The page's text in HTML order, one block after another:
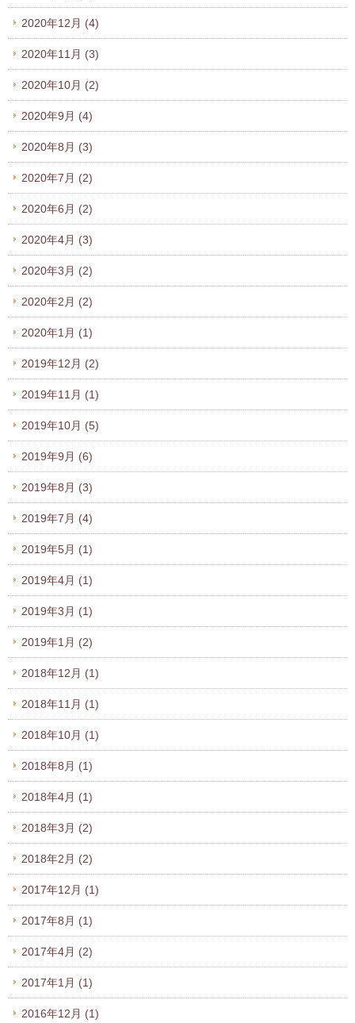
2020年12月 (4)
2020年11月 (3)
2020年10月 (2)
2020年9月 (4)
2020年8月 (3)
2020年7月 (2)
2020年6月 (2)
2020年4月 (3)
2020年3月 (2)
2020年2月 (2)
2020年1月 (1)
2019年12月 (2)
2019年11月 (1)
2019年10月 (5)
2019年9月 (6)
2019年8月 (3)
2019年7月 (4)
2019年5月 (1)
2019年4月 (1)
2019年3月 (1)
2019年1月 (2)
2018年12月 (1)
2018年11月 (1)
2018年10月 (1)
2018年8月 (1)
2018年4月 (1)
2018年3月 (2)
2018年2月 (2)
2017年12月 (1)
2017年8月 (1)
2017年4月 (2)
2017年1月 (1)
2016年12月 (1)